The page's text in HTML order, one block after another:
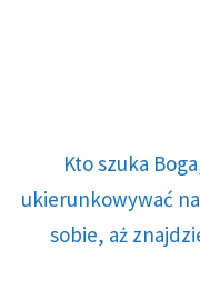
Kto szuka
ukierunkowywać
sobie, aż